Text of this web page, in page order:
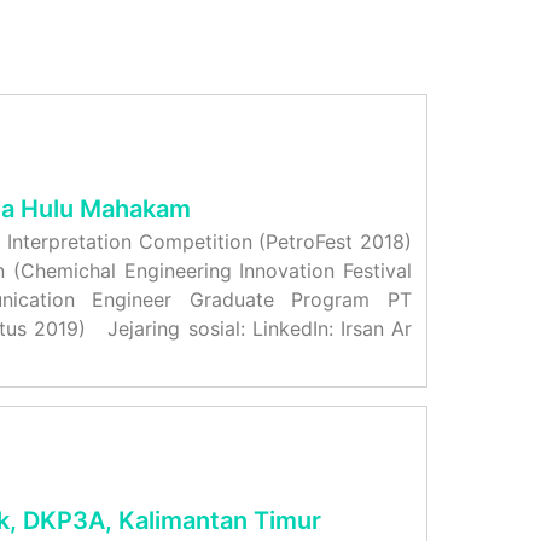
Hulu Mahakam
Competition (PetroFest 2018)
Engineering Innovation Festival
Engineer Graduate Program PT
2019) Jejaring sosial: LinkedIn: Irsan Ar
DKP3A, Kalimantan Timur